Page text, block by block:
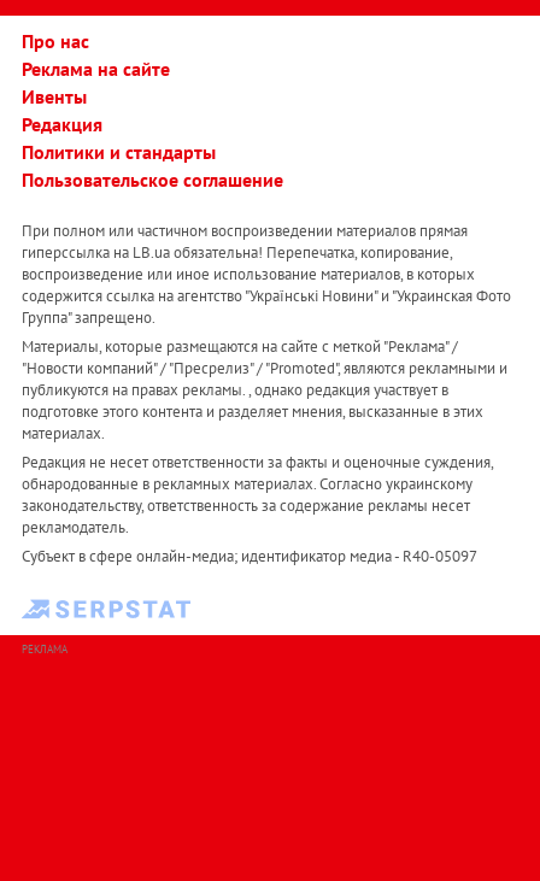
Про нас
Реклама на сайте
Ивенты
Редакция
Политики и стандарты
Пользовательское соглашение
При полном или частичном воспроизведении материалов прямая
гиперссылка на LB.ua обязательна! Перепечатка, копирование,
воспроизведение или иное использование материалов, в которых
содержится ссылка на агентство "Українськi Новини" и "Украинская Фото
Группа" запрещено.
Материалы, которые размещаются на сайте с меткой "Реклама" /
"Новости компаний" / "Пресрелиз" / "Promoted", являются рекламными и
публикуются на правах рекламы. , однако редакция участвует в
подготовке этого контента и разделяет мнения, высказанные в этих
материалах.
Редакция не несет ответственности за факты и оценочные суждения,
обнародованные в рекламных материалах. Согласно украинскому
законодательству, ответственность за содержание рекламы несет
рекламодатель.
Субъект в сфере онлайн-медиа; идентификатор медиа - R40-05097
РЕКЛАМА